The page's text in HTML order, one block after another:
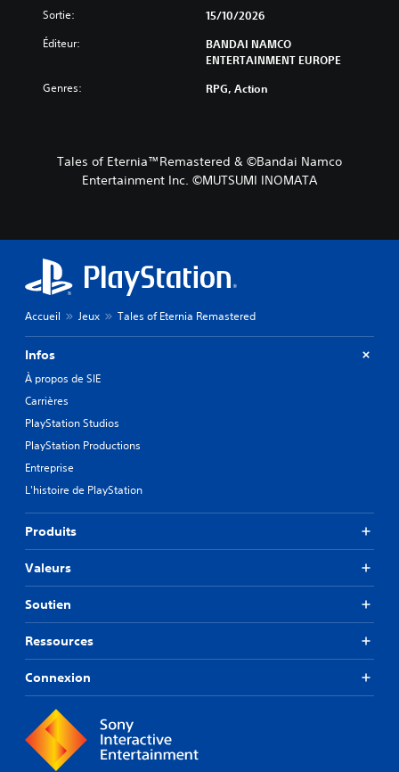
Sortie: 15/10/2026
Éditeur:
BANDAI NAMCO
ENTERTAINMENT EUROPE
Genres: RPG, Action
Tales of Eternia™Remastered & ©Bandai Namco
Entertainment Inc. ©MUTSUMI INOMATA
Accueil Jeux Tales of Eternia Remastered
Infos
À propos de SIE
Carrières
PlayStation Studios
PlayStation Productions
Entreprise
L'histoire de PlayStation
Produits
Valeurs
Soutien
Ressources
Connexion